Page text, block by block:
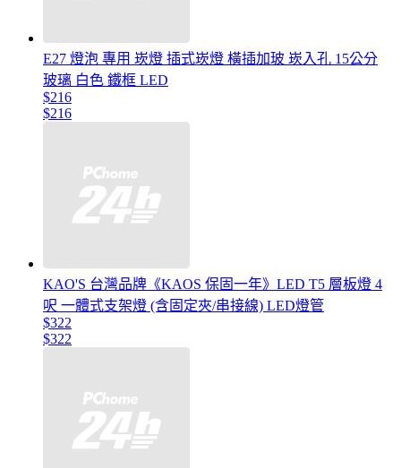
E27 燈泡 專用 崁燈 插式崁燈 橫插加玻 崁入孔 15公分
玻璃 白色 鐵框 LED
$216
$216
KAO'S 台灣品牌《KAOS 保固一年》LED T5 層板燈 4
呎 一體式支架燈 (含固定夾/串接線) LED燈管
$322
$322